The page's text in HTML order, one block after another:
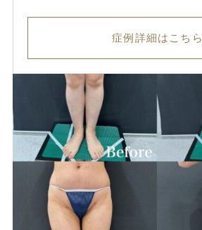
症例詳細はこちら